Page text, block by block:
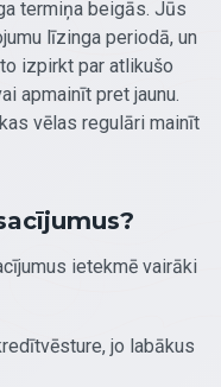
termiņa beigās. Jūs
līzinga periodā, un
izpirkt par atlikušo
apmainīt pret jaunu.
vēlas regulāri mainīt
ietekmē vairāki
jo labākus